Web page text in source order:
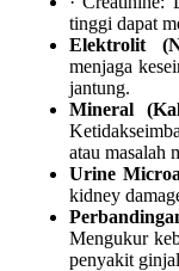
tinggi dapat
Elektrolit
menjaga
jantung.
Mineral
atau masalah
Urine
kidney
Mengukur
penyakit